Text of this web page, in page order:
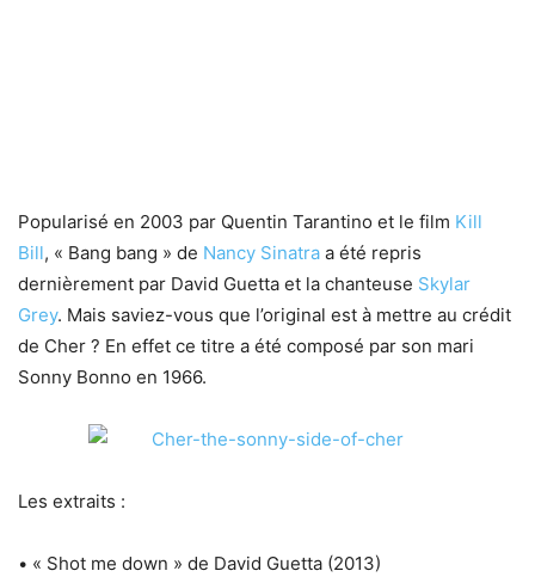
Popularisé en 2003 par Quentin Tarantino et le film Kill
Bill, « Bang bang » de Nancy Sinatra a été repris
dernièrement par David Guetta et la chanteuse Skylar
Grey. Mais saviez-vous que l’original est à mettre au crédit
de Cher ? En effet ce titre a été composé par son mari
Sonny Bonno en 1966.
Les extraits :
• « Shot me down » de David Guetta (2013)